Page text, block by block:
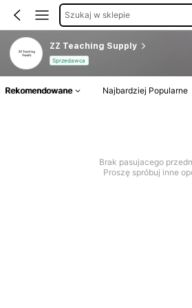
Szukaj w sklepie
ZZ Teaching Supply
Sprzedawca
Rekomendowane Najbardziej Popularne
Brak pasujacego
Proszę spróbuj inne